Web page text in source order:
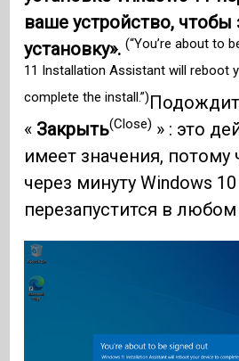
ваше устройство,
установку».(“You’re about to
11 Installation Assistant will reboot
complete the install.”)
« Закрыть(Close) » : это
имеет значения, потому
через минуту Windows 10
перезапустится в любом